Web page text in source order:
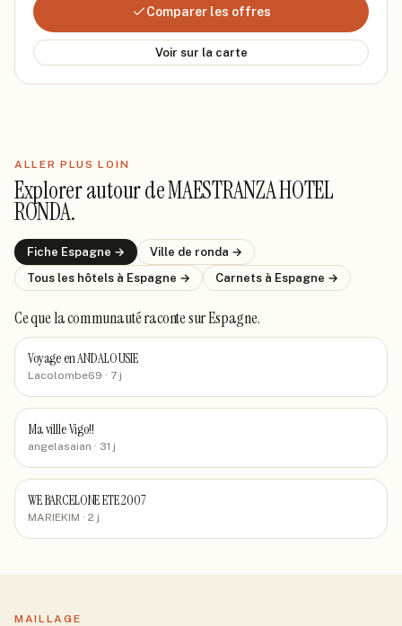
Comparer les offres
Voir sur la carte
ALLER PLUS LOIN
Explorer autour deMAESTRANZA HOTEL
RONDA.
Fiche Espagne → Ville de ronda →
Tous les hôtels à Espagne → Carnets à Espagne →
Ce que la communauté racontesur Espagne.
Voyage en ANDALOUSIE
Lacolombe69 · 7 j
Ma villle Vigo!!
angelasaian · 31 j
WE BARCELONE ETE 2007
MARIEKIM · 2 j
MAILLAGE